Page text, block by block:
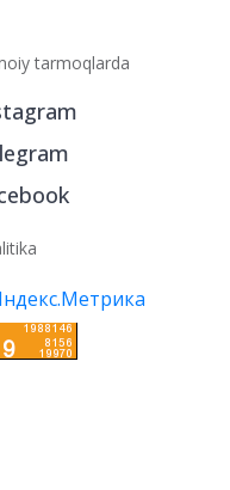
tarmoqlarda